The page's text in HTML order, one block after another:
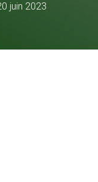
juin 2023